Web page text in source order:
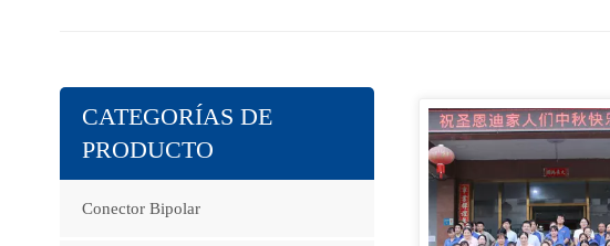
CATEGORÍAS DE
PRODUCTO
Conector Bipolar